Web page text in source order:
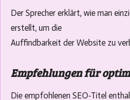
Der Sprecher erklärt, wie man
erstellt, um die
Auffindbarkeit der Website zu
Empfehlungen für
Die empfohlenen SEO-Titel